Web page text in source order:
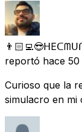
reportó hace
Curioso que la
simulacro en mi